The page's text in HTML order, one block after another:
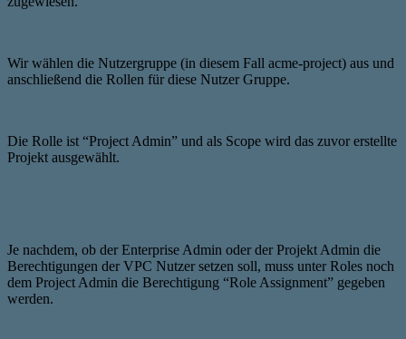
Wir wählen die Nutzergruppe (in diesem Fall acme-project) aus und
anschließend die Rollen für diese Nutzer Gruppe.
Die Rolle ist “Project Admin” und als Scope wird das zuvor erstellte
Projekt ausgewählt.
Je nachdem, ob der Enterprise Admin oder der Projekt Admin die
Berechtigungen der VPC Nutzer setzen soll, muss unter Roles noch
dem Project Admin die Berechtigung “Role Assignment” gegeben
werden.